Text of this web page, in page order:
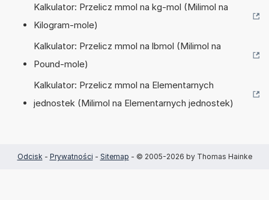
Kalkulator: Przelicz mmol na kg-mol (Milimol na
Kilogram-mole)
Kalkulator: Przelicz mmol na lbmol (Milimol na
Pound-mole)
Kalkulator: Przelicz mmol na Elementarnych
jednostek (Milimol na Elementarnych jednostek)
Odcisk - Prywatności - Sitemap - © 2005-2026 by Thomas Hainke